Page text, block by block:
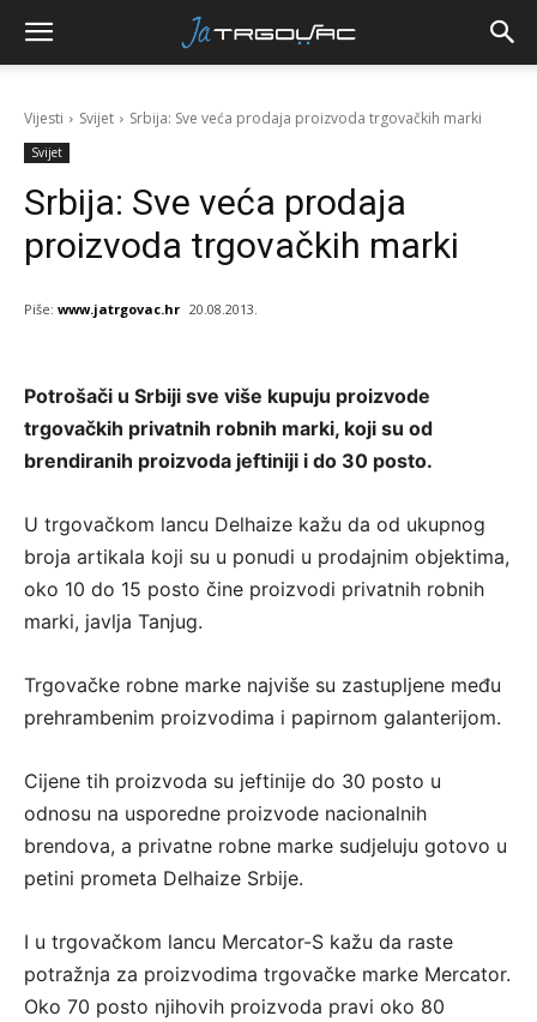
Vijesti Svijet Srbija: Sve veća prodaja proizvoda trgovačkih marki
Svijet
Srbija: Sve veća prodaja
proizvoda trgovačkih marki
Piše: www.jatrgovac.hr 20.08.2013.
Potrošači u Srbiji sve više kupuju proizvode
trgovačkih privatnih robnih marki, koji su od
brendiranih proizvoda jeftiniji i do 30 posto.
U trgovačkom lancu Delhaize kažu da od ukupnog
broja artikala koji su u ponudi u prodajnim objektima,
oko 10 do 15 posto čine proizvodi privatnih robnih
marki, javlja Tanjug.
Trgovačke robne marke najviše su zastupljene među
prehrambenim proizvodima i papirnom galanterijom.
Cijene tih proizvoda su jeftinije do 30 posto u
odnosu na usporedne proizvode nacionalnih
brendova, a privatne robne marke sudjeluju gotovo u
petini prometa Delhaize Srbije.
I u trgovačkom lancu Mercator-S kažu da raste
potražnja za proizvodima trgovačke marke Mercator.
Oko 70 posto njihovih proizvoda pravi oko 80